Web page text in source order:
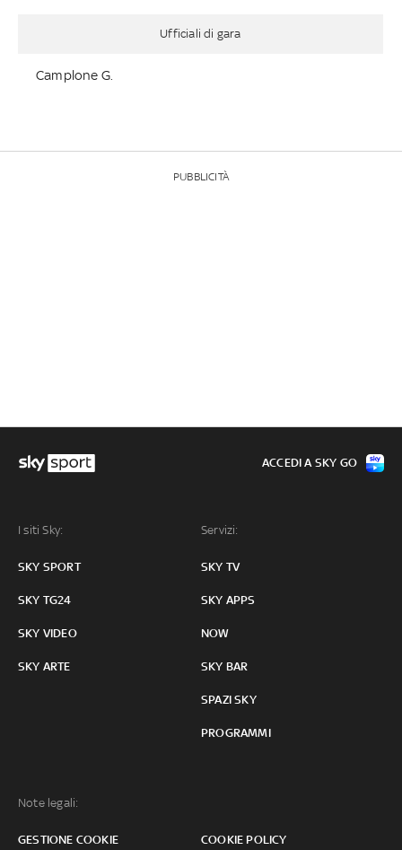
Ufficiali di gara
Camplone G.
PUBBLICITÀ
I siti Sky:
SKY SPORT
SKY TG24
SKY VIDEO
SKY ARTE
Servizi:
SKY TV
SKY APPS
NOW
SKY BAR
SPAZI SKY
PROGRAMMI
Note legali:
GESTIONE COOKIE COOKIE POLICY
ACCEDI A SKY GO